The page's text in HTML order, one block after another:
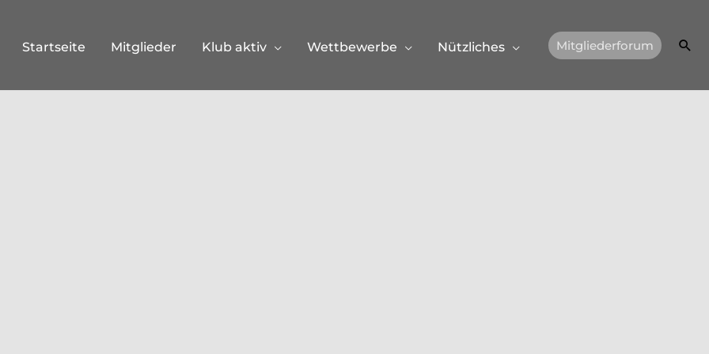
Startseite Mitglieder Klub aktiv Wettbewerbe Nützliches Mitgliederforum